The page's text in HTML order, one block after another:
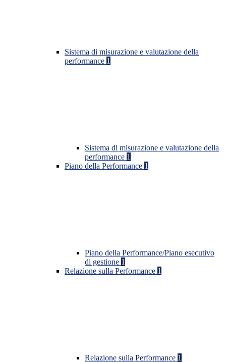
Sistema di misurazione e valutazione della
performance 1
Sistema di misurazione e valutazione della
performance 1
Piano della Performance 1
Piano della Performance/Piano esecutivo
di gestione 1
Relazione sulla Performance 1
Relazione sulla Performance 1